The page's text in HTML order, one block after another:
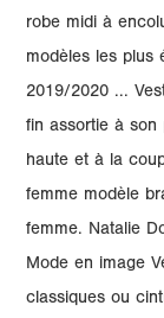
robe midi à
modèles les plus
2019/2020 ...
fin assortie à son
haute et à la
femme modèle
femme. Natalie
Mode en image
classiques ou